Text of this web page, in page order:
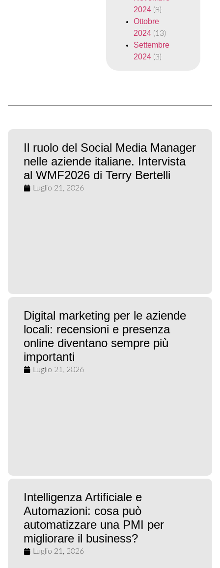
2024(8)
Ottobre
2024(13)
Settembre
2024(3)
Il ruolo del Social Media Manager
nelle aziende italiane. Intervista
al WMF2026 di Terry Bertelli
Luglio 21, 2026
Digital marketing per le aziende
locali: recensioni e presenza
online diventano sempre più
importanti
Luglio 21, 2026
Intelligenza Artificiale e
Automazioni: cosa può
automatizzare una PMI per
migliorare il business?
Luglio 21, 2026